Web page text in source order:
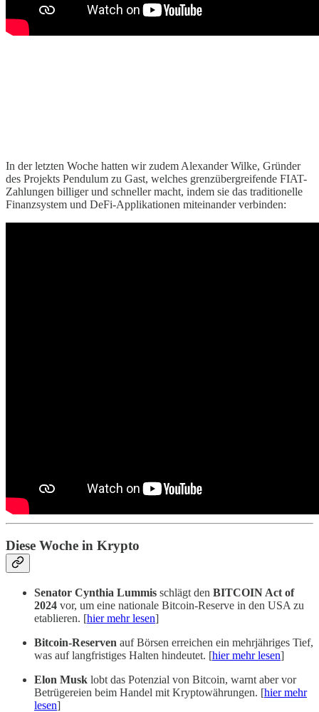
In der letzten Woche hatten wir zudem Alexander Wilke, Gründer
des Projekts Pendulum zu Gast, welches grenzübergreifende FIAT-
Zahlungen billiger und schneller macht, indem sie das traditionelle
Finanzsystem und DeFi-Applikationen miteinander verbinden:
Diese Woche in Krypto
Senator Cynthia Lummis schlägt den BITCOIN Act of
2024 vor, um eine nationale Bitcoin-Reserve in den USA zu
etablieren. [hier mehr lesen]
Bitcoin-Reserven auf Börsen erreichen ein mehrjähriges Tief,
was auf langfristiges Halten hindeutet. [hier mehr lesen]
Elon Musk lobt das Potenzial von Bitcoin, warnt aber vor
Betrügereien beim Handel mit Kryptowährungen. [hier mehr
lesen]